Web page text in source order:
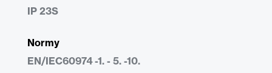
IP 23S
Normy
EN/IEC60974 -1. - 5. -10.